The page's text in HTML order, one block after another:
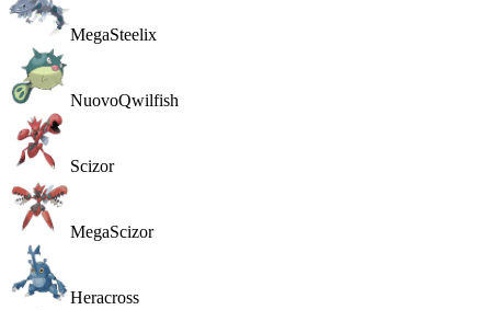
MegaSteelix
NuovoQwilfish
Scizor
MegaScizor
Heracross